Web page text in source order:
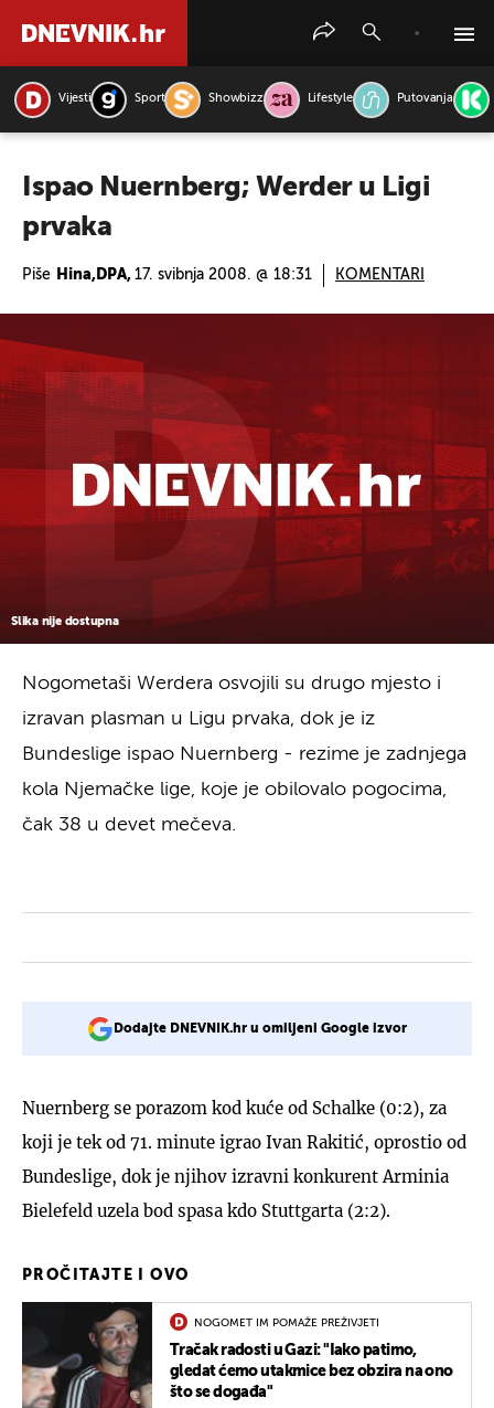
Vijesti Sport Showbizz Lifestyle Putovanja
Ispao Nuernberg; Werder u Ligi
prvaka
Piše Hina,DPA, 17. svibnja 2008. @ 18:31 KOMENTARI
Slika nije dostupna
Nogometaši Werdera osvojili su drugo mjesto i
izravan plasman u Ligu prvaka, dok je iz
Bundeslige ispao Nuernberg - rezime je zadnjega
kola Njemačke lige, koje je obilovalo pogocima,
čak 38 u devet mečeva.
Dodajte DNEVNIK.hr u omiljeni Google izvor
Nuernberg se porazom kod kuće od Schalke (0:2), za
koji je tek od 71. minute igrao Ivan Rakitić, oprostio od
Bundeslige, dok je njihov izravni konkurent Arminia
Bielefeld uzela bod spasa kdo Stuttgarta (2:2).
PROČITAJTE I OVO
NOGOMET IM POMAŽE PREŽIVJETI
Tračak radosti u Gazi: "Iako patimo,
gledat ćemo utakmice bez obzira na ono
što se događa"
PRETRAŽITE VIJESTI